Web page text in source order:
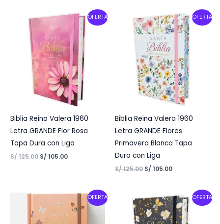
OFERTA
Biblia Reina Valera 1960
Letra GRANDE Flor Rosa
Tapa Dura con Liga
S/125.00
Original
price
was:
S/ 125.00.
S/ 105.00
Current
price
is:
S/ 105.00.
OFERTA
Biblia Reina Valera 1960
Letra GRANDE Flores
Primavera Blanca Tapa
Dura con Liga
S/125.00
Original
price
was:
S/ 125.00.
S/ 105.00
Current
price
is:
S/ 105.00.
OFERTA
Original
was:
S/ 125.00.
Current
price
is:
S/ 105.00.
OFERTA
Original
price
was:
S/ 125.00.
Current
price
is:
S/ 105.00.